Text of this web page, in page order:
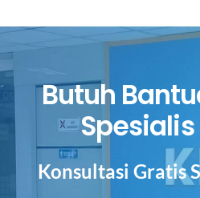
Butuh
Konsultasi Gratis